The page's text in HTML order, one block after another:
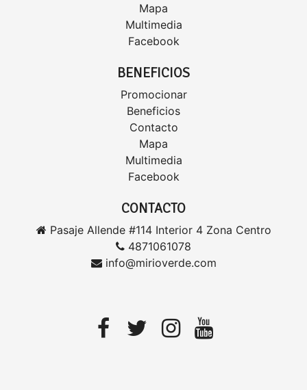
Mapa
Multimedia
Facebook
BENEFICIOS
Promocionar
Beneficios
Contacto
Mapa
Multimedia
Facebook
CONTACTO
Pasaje Allende #114 Interior 4 Zona Centro
4871061078
info@mirioverde.com